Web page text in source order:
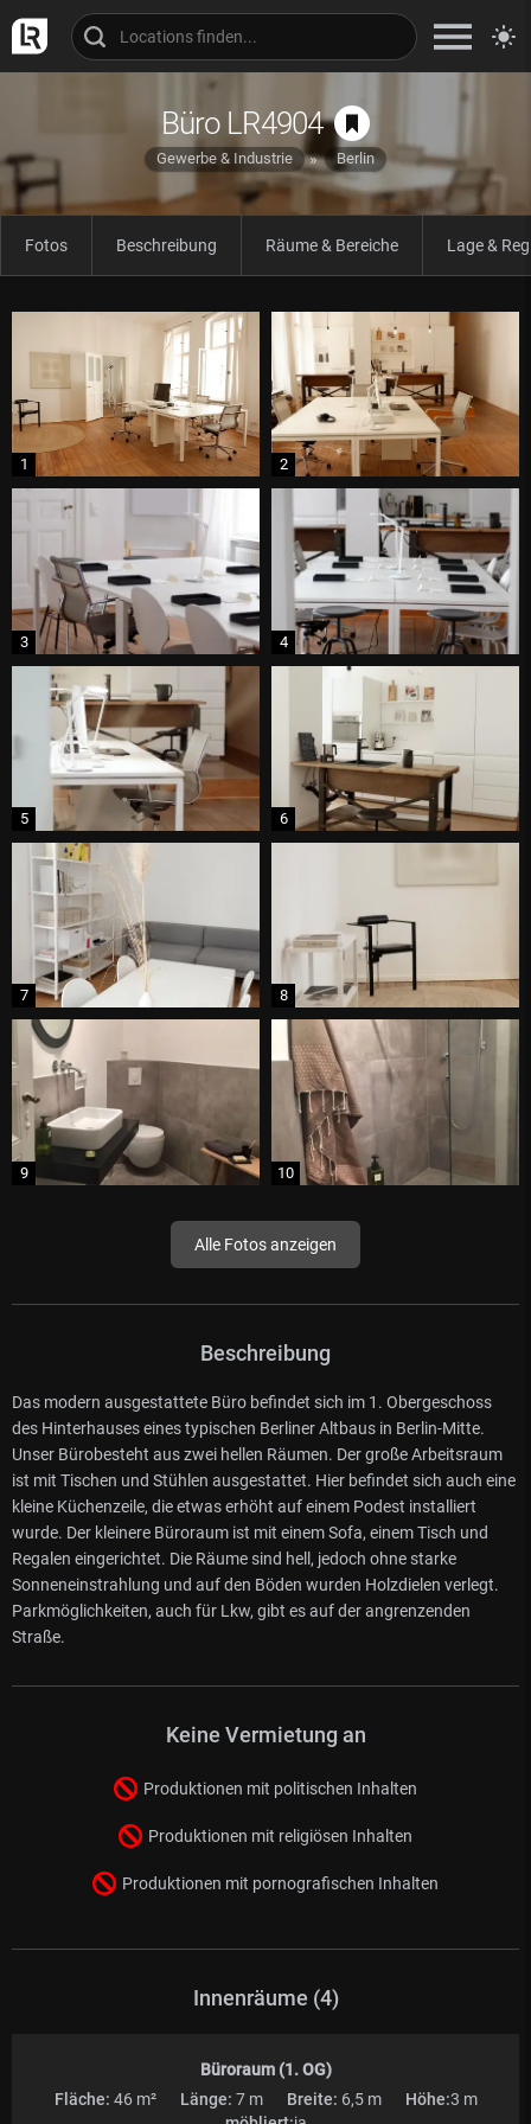
Büro LR4904
Gewerbe & Industrie Berlin
Fotos Beschreibung Räume & Bereiche Lage &
Alle Fotos anzeigen
Beschreibung
Das modern ausgestattete Büro befindet sich im 1. Obergeschoss
des Hinterhauses eines typischen Berliner Altbaus in Berlin-Mitte.
Unser Bürobesteht aus zwei hellen Räumen. Der große Arbeitsraum
ist mit Tischen und Stühlen ausgestattet. Hier befindet sich auch eine
kleine Küchenzeile, die etwas erhöht auf einem Podest installiert
wurde. Der kleinere Büroraum ist mit einem Sofa, einem Tisch und
Regalen eingerichtet. Die Räume sind hell, jedoch ohne starke
Sonneneinstrahlung und auf den Böden wurden Holzdielen verlegt.
Parkmöglichkeiten, auch für Lkw, gibt es auf der angrenzenden
Straße.
Keine Vermietung an
Produktionen mit politischen Inhalten
Produktionen mit religiösen Inhalten
Produktionen mit pornografischen Inhalten
Innenräume (4)
Büroraum (1. OG)
Fläche: 46 m² Länge: 7 m Breite: 6,5 m Höhe:3 m